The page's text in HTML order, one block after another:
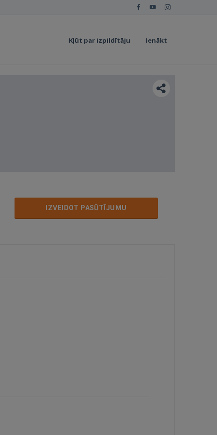
Kļūt par izpildītāju Ienākt
IZVEIDOT PASŪTĪJUMU